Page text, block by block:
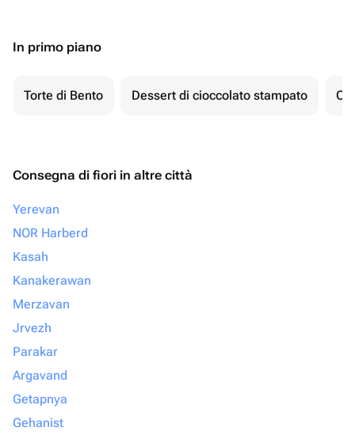
In primo piano
Torte di Bento Dessert di cioccolato stampato
Consegna di fiori in altre città
Yerevan
NOR Harberd
Kasah
Kanakerawan
Merzavan
Jrvezh
Parakar
Argavand
Getapnya
Gehanist